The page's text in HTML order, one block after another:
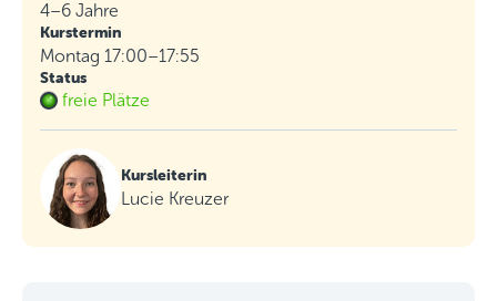
4–6 Jahre
Kurstermin
Montag 17:00–17:55
Status
freie Plätze
Kursleiterin
Lucie Kreuzer